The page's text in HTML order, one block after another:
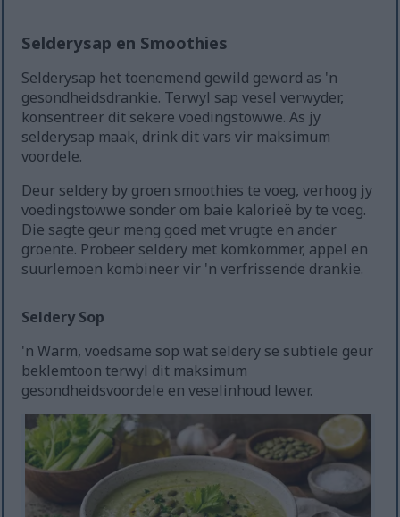
Selderysap en Smoothies
Selderysap het toenemend gewild geword as 'n
gesondheidsdrankie. Terwyl sap vesel verwyder,
konsentreer dit sekere voedingstowwe. As jy
selderysap maak, drink dit vars vir maksimum
voordele.
Deur seldery by groen smoothies te voeg, verhoog jy
voedingstowwe sonder om baie kalorieë by te voeg.
Die sagte geur meng goed met vrugte en ander
groente. Probeer seldery met komkommer, appel en
suurlemoen kombineer vir 'n verfrissende drankie.
Seldery Sop
'n Warm, voedsame sop wat seldery se subtiele geur
beklemtoon terwyl dit maksimum
gesondheidsvoordele en veselinhoud lewer.